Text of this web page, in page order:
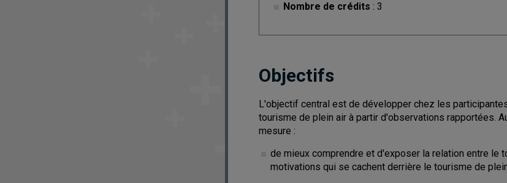
Nombre de crédits : 3
Objectifs
L'objectif central est de développer chez les
tourisme de plein air à partir d'observations rapportées.
mesure :
de mieux comprendre et d'exposer la relation entre le
motivations qui se cachent derrière le tourisme de